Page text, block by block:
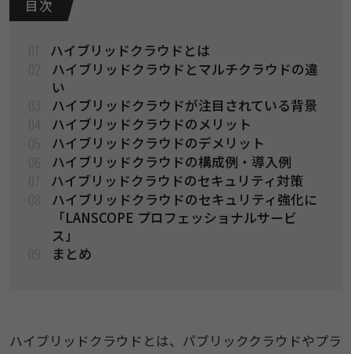
目 次
ハイブリッドクラウドとは
ハイブリッドクラウドとマルチクラウドの違
い
ハイブリッドクラウドが注目されている背景
ハイブリッドクラウドのメリット
ハイブリッドクラウドのデメリット
ハイブリッドクラウドの構成例・導入例
ハイブリッドクラウドのセキュリティ対策
ハイブリッドクラウドのセキュリティ強化に
「LANSCOPE プロフェッショナルサービ
ス」
まとめ
ハイブリッドクラウドとは、パブリッククラウドやプラ